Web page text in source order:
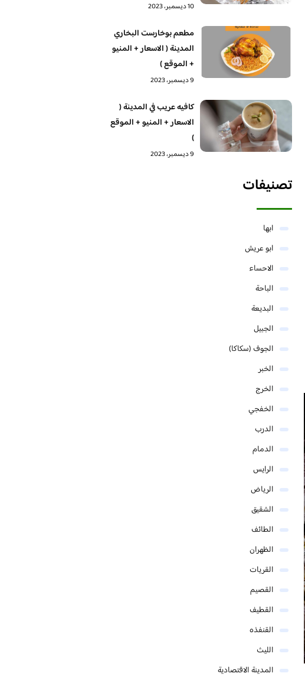
10 ديسمبر، 2023
مطعم بوخارست البخاري
المدينة ( الاسعار + المنيو
+ الموقع )
9 ديسمبر، 2023
كافيه عريب في المدينة (
الاسعار + المنيو + الموقع
)
9 ديسمبر، 2023
تصنيفات
ابها
ابو عريش
الاحساء
الباحة
البديعة
الجبيل
الجوف (سكاكا)
الخبر
الخرج
الخفجي
الدرب
الدمام
الرايس
الرياض
الشقيق
الطائف
الظهران
القريات
القصيم
القطيف
القنفذه
الليث
المدينة الاقتصادية